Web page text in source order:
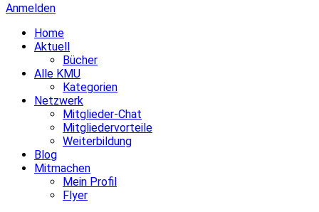
Anmelden
Home
Aktuell
Bücher
Alle KMU
Kategorien
Netzwerk
Mitglieder-Chat
Mitgliedervorteile
Weiterbildung
Blog
Mitmachen
Mein Profil
Flyer